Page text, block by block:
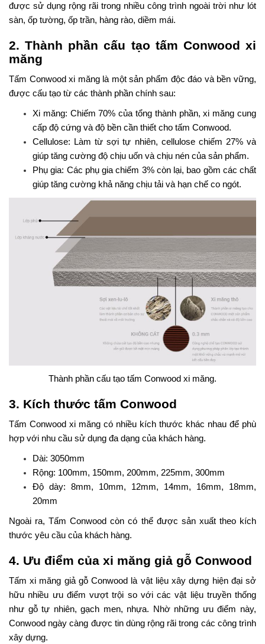
được sử dụng rộng rãi trong nhiều công trình ngoài trời như lót
sàn, ốp tường, ốp trần, hàng rào, diềm mái.
2. Thành phần cấu tạo tấm Conwood xi
măng
Tấm Conwood xi măng là một sản phẩm độc đáo và bền vững,
được cấu tạo từ các thành phần chính sau:
Xi măng: Chiếm 70% của tổng thành phần, xi măng cung
cấp độ cứng và độ bền cần thiết cho tấm Conwood.
Cellulose: Làm từ sợi tự nhiên, cellulose chiếm 27% và
giúp tăng cường độ chịu uốn và chịu nén của sản phẩm.
Phụ gia: Các phụ gia chiếm 3% còn lại, bao gồm các chất
giúp tăng cường khả năng chịu tải và hạn chế co ngót.
Thành phần cấu tạo tấm Conwood xi măng.
3. Kích thước tấm Conwood
Tấm Conwood xi măng có nhiều kích thước khác nhau để phù
hợp với nhu cầu sử dụng đa dạng của khách hàng.
Dài: 3050mm
Rộng: 100mm, 150mm, 200mm, 225mm, 300mm
Độ dày: 8mm, 10mm, 12mm, 14mm, 16mm, 18mm,
20mm
Ngoài ra, Tấm Conwood còn có thể được sản xuất theo kích
thước yêu cầu của khách hàng.
4. Ưu điểm của xi măng giả gỗ Conwood
Tấm xi măng giả gỗ Conwood là vật liệu xây dựng hiện đại sở
hữu nhiều ưu điểm vượt trội so với các vật liệu truyền thống
như gỗ tự nhiên, gạch men, nhựa. Nhờ những ưu điểm này,
Conwood ngày càng được tin dùng rộng rãi trong các công trình
xây dựng.